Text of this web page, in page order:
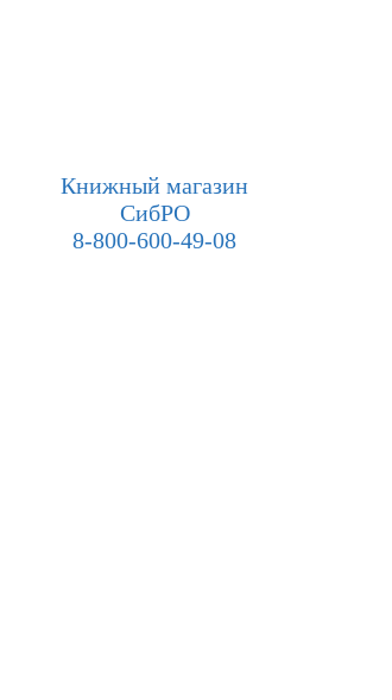
Книжный магазин
СибРО
8-800-600-49-08